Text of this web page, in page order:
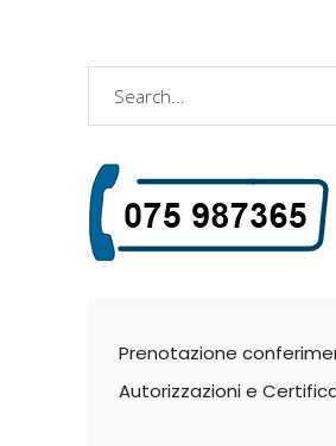
Prenotazione
Autorizzazioni e